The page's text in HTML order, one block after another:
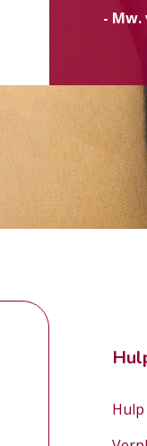
- Mw.